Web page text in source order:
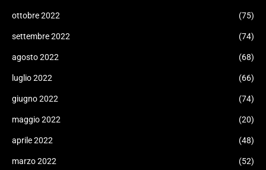
ottobre 2022 (75)
settembre 2022 (74)
agosto 2022 (68)
luglio 2022 (66)
giugno 2022 (74)
maggio 2022 (20)
aprile 2022 (48)
marzo 2022 (52)